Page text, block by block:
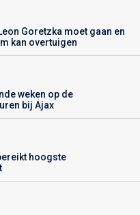
Goretzka moet gaan en
kan overtuigen
weken op de
bij Ajax
hoogste